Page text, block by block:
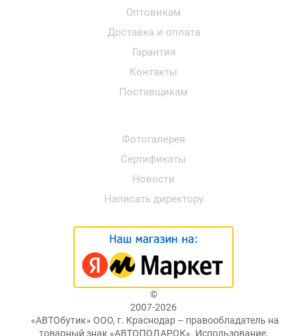
Оптовикам
Доставка и оплата
Гарантия
Контакты
Поставщикам
Фотогалерея
Сертификаты
Новости
Написать директору
©
2007-2026
«АВТОбутик» ООО, г. Краснодар – правообладатель на
товарный знак «АВТОПОДАРОК». Использование,